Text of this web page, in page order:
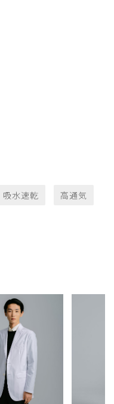
吸水速乾 高通気